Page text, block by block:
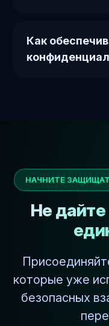
Как
НАЧНИТЕ
Не
которые уже
безопасных